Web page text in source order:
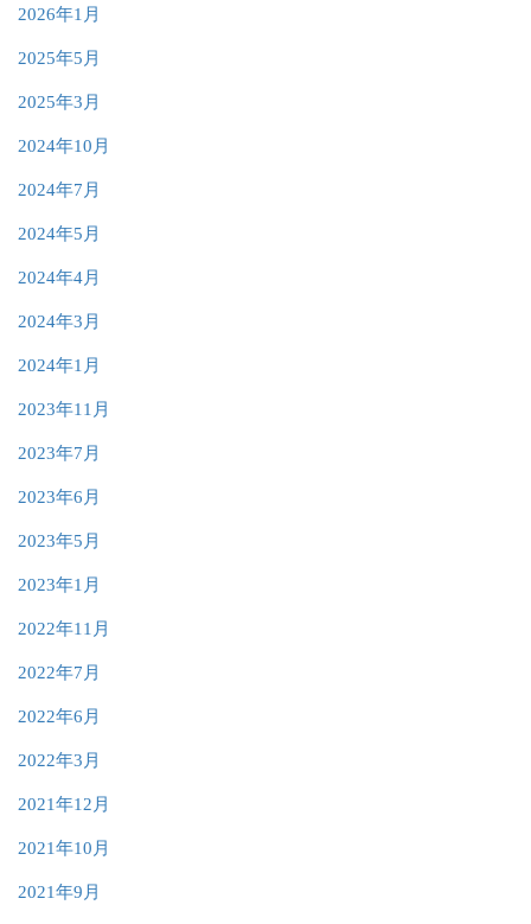
2026年1月
2025年5月
2025年3月
2024年10月
2024年7月
2024年5月
2024年4月
2024年3月
2024年1月
2023年11月
2023年7月
2023年6月
2023年5月
2023年1月
2022年11月
2022年7月
2022年6月
2022年3月
2021年12月
2021年10月
2021年9月